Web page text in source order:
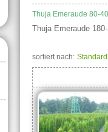
Thuja Emeraude 80-
Thuja Emeraude
sortiert nach: Standard